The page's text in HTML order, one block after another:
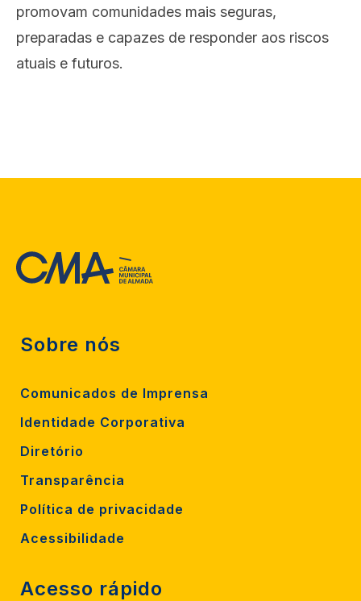
promovam comunidades mais seguras,
preparadas e capazes de responder aos riscos
atuais e futuros.
Sobre nós
Comunicados de Imprensa
Identidade Corporativa
Diretório
Transparência
Política de privacidade
Acessibilidade
Acesso rápido